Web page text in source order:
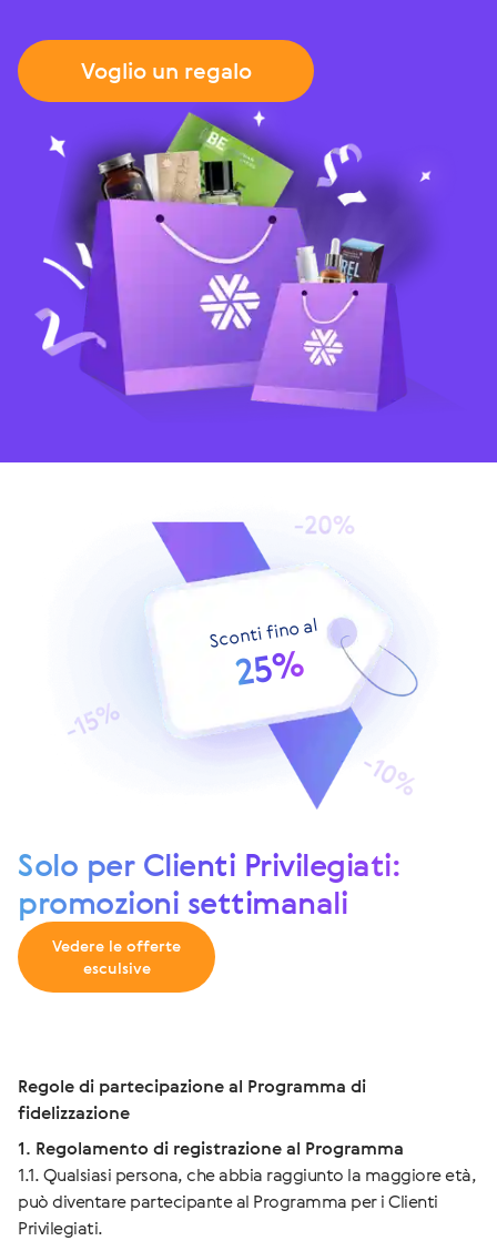
Voglio un regalo
Sconti fino al
25%
Solo per Clienti Privilegiati:
promozioni settimanali
Vedere le offerte
esculsive
Regole di partecipazione al Programma di
fidelizzazione
1. Regolamento di registrazione al Programma
1.1. Qualsiasi persona, che abbia raggiunto la maggiore età,
può diventare partecipante al Programma per i Clienti
Privilegiati.